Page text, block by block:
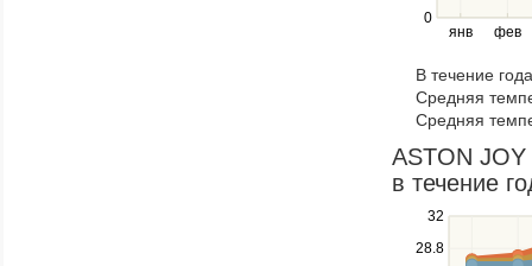
янв фев
0
right
keys
navigate
through
items
in
a
series.
В течение
Средняя
Средняя
ASTON
в течение
28.8
32
Use
the